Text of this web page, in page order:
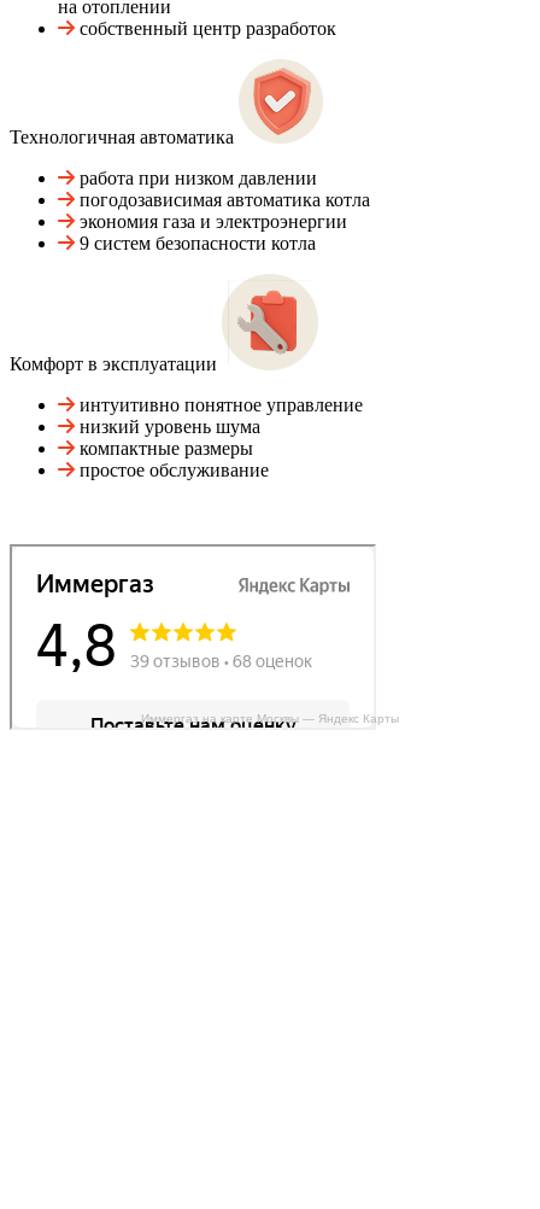
на отоплении
собственный центр разработок
Технологичная автоматика
работа при низком давлении
погодозависимая автоматика котла
экономия газа и электроэнергии
9 систем безопасности котла
Комфорт в эксплуатации
интуитивно понятное управление
низкий уровень шума
компактные размеры
простое обслуживание
Иммергаз на карте Москвы — Яндекс Карты